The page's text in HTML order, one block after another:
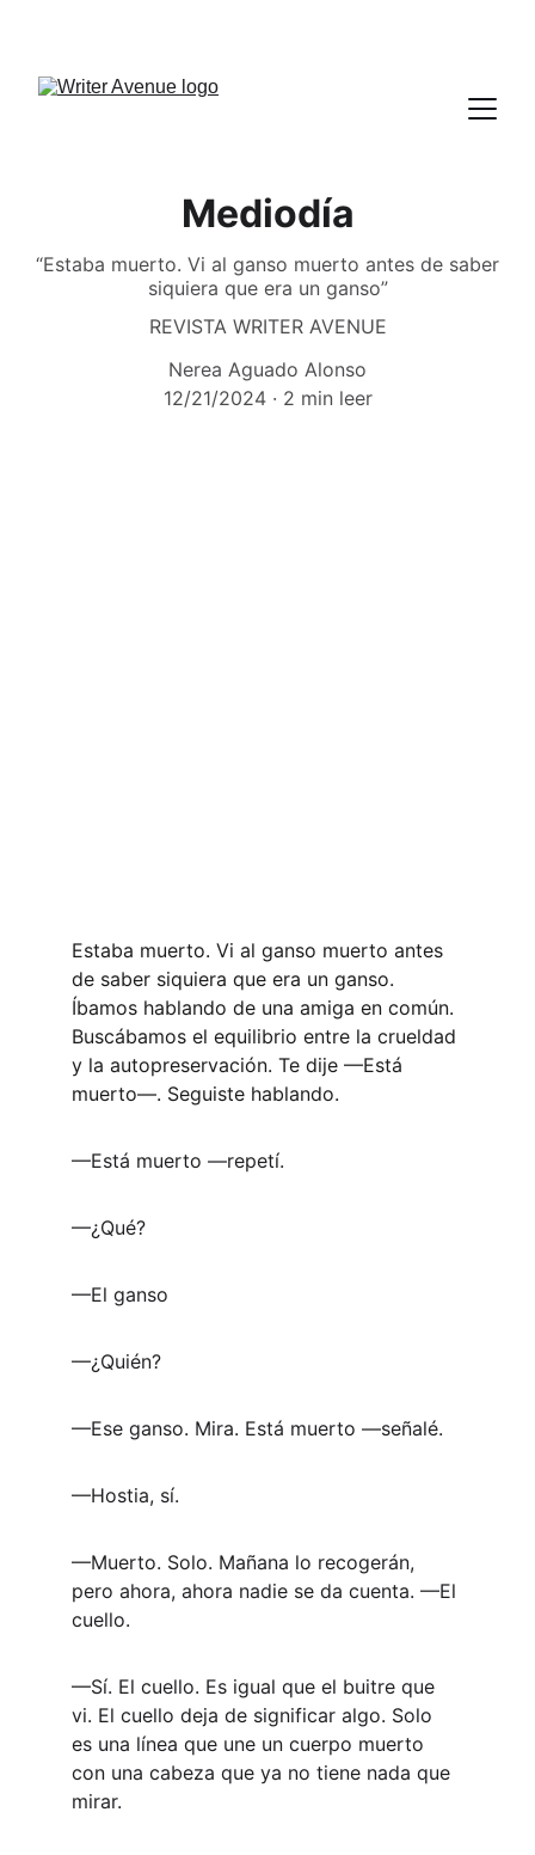
Mediodía
“Estaba muerto. Vi al ganso muerto antes de saber
siquiera que era un ganso”
REVISTA WRITER AVENUE
Nerea Aguado Alonso
12/21/2024
2 min leer
Estaba muerto. Vi al ganso muerto antes
de saber siquiera que era un ganso.
Íbamos hablando de una amiga en común.
Buscábamos el equilibrio entre la crueldad
y la autopreservación. Te dije —Está
muerto—. Seguiste hablando.
—Está muerto —repetí.
—¿Qué?
—El ganso
—¿Quién?
—Ese ganso. Mira. Está muerto —señalé.
—Hostia, sí.
—Muerto. Solo. Mañana lo recogerán,
pero ahora, ahora nadie se da cuenta. —El
cuello.
—Sí. El cuello. Es igual que el buitre que
vi. El cuello deja de significar algo. Solo
es una línea que une un cuerpo muerto
con una cabeza que ya no tiene nada que
mirar.